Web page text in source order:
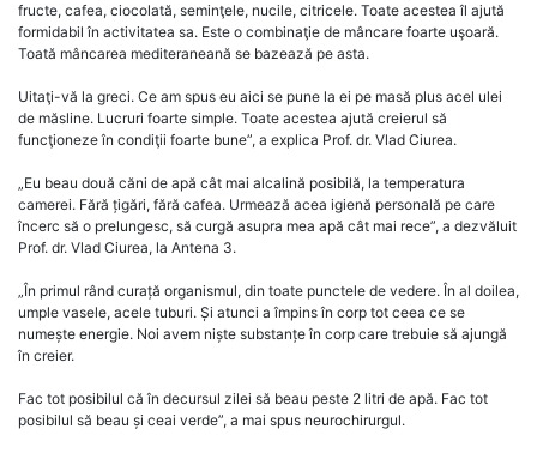
fructe, cafea, ciocolată, seminţele, nucile, citricele. Toate acestea îl ajută
formidabil în activitatea sa. Este o combinaţie de mâncare foarte uşoară.
Toată mâncarea mediteraneană se bazează pe asta.
Uitaţi-vă la greci. Ce am spus eu aici se pune la ei pe masă plus acel ulei
de măsline. Lucruri foarte simple. Toate acestea ajută creierul să
funcţioneze în condiţii foarte bune”, a explica Prof. dr. Vlad Ciurea.
„Eu beau două căni de apă cât mai alcalină posibilă, la temperatura
camerei. Fără țigări, fără cafea. Urmează acea igienă personală pe care
încerc să o prelungesc, să curgă asupra mea apă cât mai rece”, a dezvăluit
Prof. dr. Vlad Ciurea, la Antena 3.
„În primul rând curață organismul, din toate punctele de vedere. În al doilea,
umple vasele, acele tuburi. Și atunci a împins în corp tot ceea ce se
numește energie. Noi avem niște substanțe în corp care trebuie să ajungă
în creier.
Fac tot posibilul că în decursul zilei să beau peste 2 litri de apă. Fac tot
posibilul să beau și ceai verde”, a mai spus neurochirurgul.